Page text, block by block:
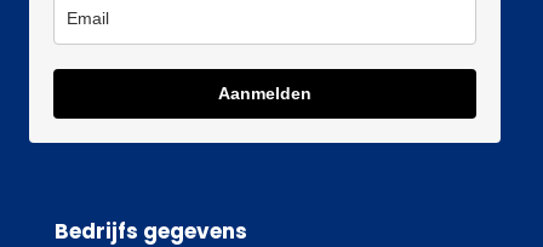
Aanmelden
Bedrijfs gegevens